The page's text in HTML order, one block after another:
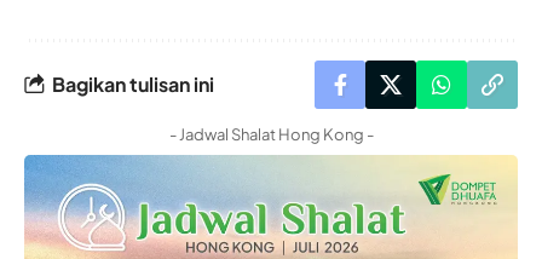
Bagikan tulisan ini
- Jadwal Shalat Hong Kong -